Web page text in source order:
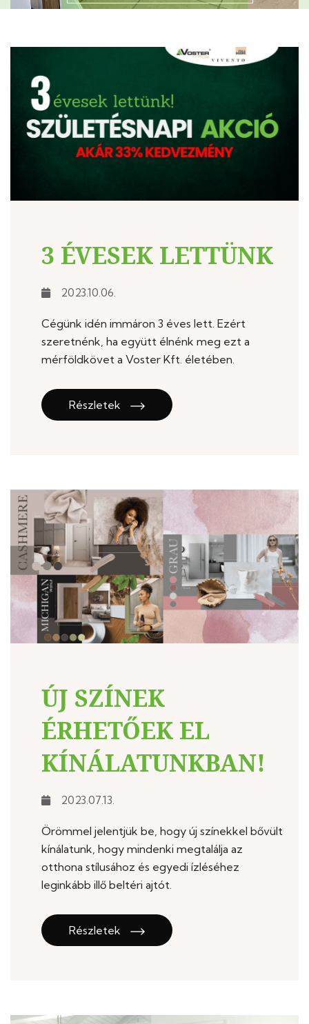
3 ÉVESEK LETTÜNK
2023.10.06.
Cégünk idén immáron 3 éves lett. Ezért
szeretnénk, ha együtt élnénk meg ezt a
mérföldkövet a Voster Kft. életében.
Részletek
ÚJ SZÍNEK
ÉRHETŐEK EL
KÍNÁLATUNKBAN!
2023.07.13.
Örömmel jelentjük be, hogy új színekkel bővült
kínálatunk, hogy mindenki megtalálja az
otthona stílusához és egyedi ízléséhez
leginkább illő beltéri ajtót.
Részletek